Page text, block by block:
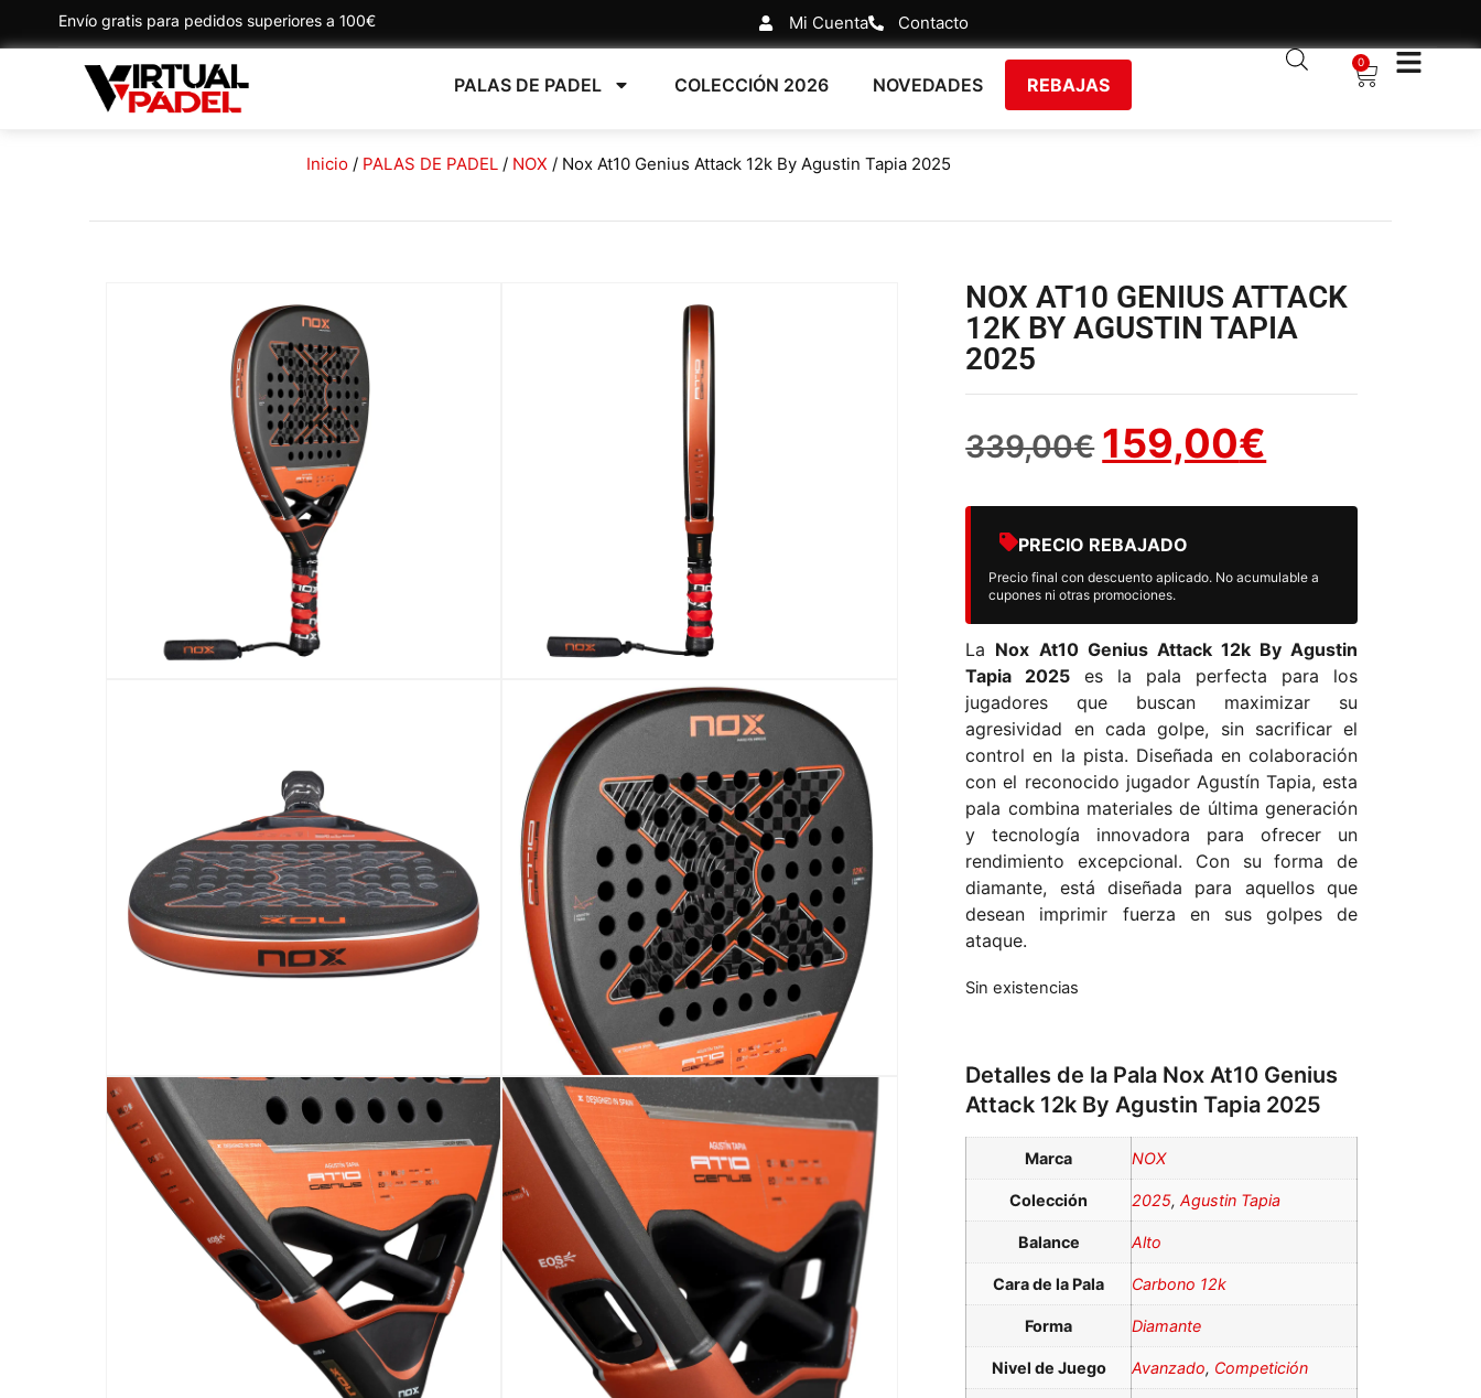
Envío gratis para pedidos superiores a 100€ Mi Cuenta Contacto
PALAS DE PADEL COLECCIÓN 2026 NOVEDADES REBAJAS
0
Inicio/ PALAS DE PADEL/ NOX / Nox At10 Genius Attack 12k By Agustin Tapia 2025
NOX AT10 GENIUS ATTACK
12K BY AGUSTIN TAPIA
2025
339,00€ 159,00€
PRECIO REBAJADO
Precio final con descuento aplicado. No acumulable a
cupones ni otras promociones.
La Nox At10 Genius Attack 12k By Agustin
Tapia 2025 es la pala perfecta para los
jugadores que buscan maximizar su
agresividad en cada golpe, sin sacrificar el
control en la pista. Diseñada en colaboración
con el reconocido jugador Agustín Tapia, esta
pala combina materiales de última generación
y tecnología innovadora para ofrecer un
rendimiento excepcional. Con su forma de
diamante, está diseñada para aquellos que
desean imprimir fuerza en sus golpes de
ataque.
Sin existencias
Detalles de la Pala Nox At10 Genius
Attack 12k By Agustin Tapia 2025
Marca NOX
Colección 2025,Agustin Tapia
Balance Alto
Cara de la Pala Carbono 12k
Forma Diamante
Nivel de Juego Avanzado, Competición